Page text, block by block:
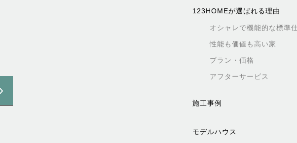
123HOMEが選ばれる理由
オシャレで機能的な標準
性能も価値も高い家
プラン・価格
アフターサービス
施工事例
モデルハウス